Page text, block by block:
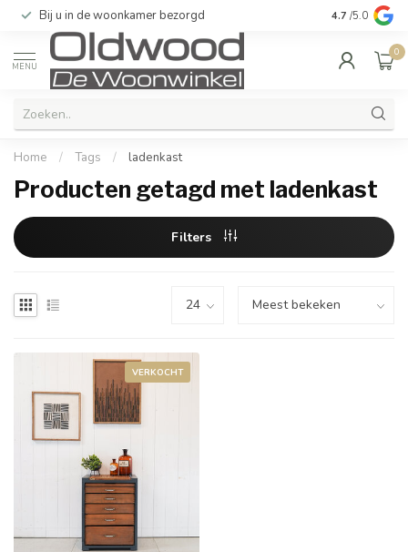
Bij u in de woonkamer bezorgd Kwaliteit &
4.7 /5.0
MENU
0
Home / Tags / ladenkast
Producten getagd met ladenkast
Filters
VERKOCHT